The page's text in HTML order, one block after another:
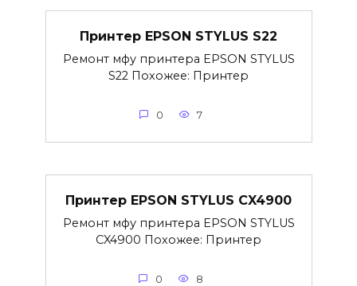
Принтер EPSON STYLUS S22
Ремонт мфу принтера EPSON STYLUS
S22 Похожее: Принтер
0 7
Принтер EPSON STYLUS CX4900
Ремонт мфу принтера EPSON STYLUS
CX4900 Похожее: Принтер
0 8